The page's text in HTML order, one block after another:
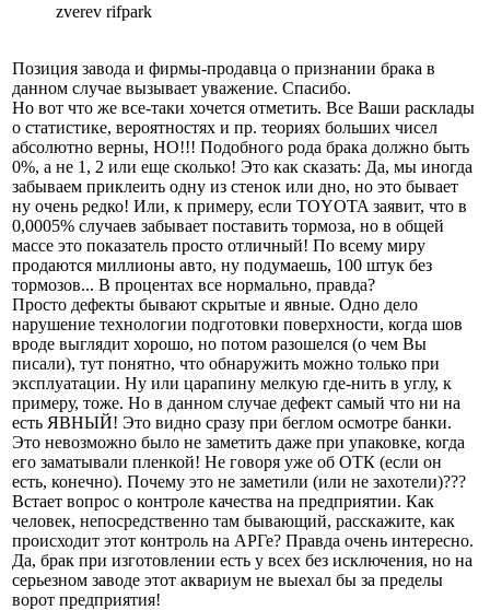
zverev rifpark
Позиция завода и фирмы-продавца о признании брака в
данном случае вызывает уважение. Спасибо.
Но вот что же все-таки хочется отметить. Все Ваши расклады
о статистике, вероятностях и пр. теориях больших чисел
абсолютно верны, НО!!! Подобного рода брака должно быть
0%, а не 1, 2 или еще сколько! Это как сказать: Да, мы иногда
забываем приклеить одну из стенок или дно, но это бывает
ну очень редко! Или, к примеру, если TOYOTA заявит, что в
0,0005% случаев забывает поставить тормоза, но в общей
массе это показатель просто отличный! По всему миру
продаются миллионы авто, ну подумаешь, 100 штук без
тормозов... В процентах все нормально, правда?
Просто дефекты бывают скрытые и явные. Одно дело
нарушение технологии подготовки поверхности, когда шов
вроде выглядит хорошо, но потом разошелся (о чем Вы
писали), тут понятно, что обнаружить можно только при
эксплуатации. Ну или царапину мелкую где-нить в углу, к
примеру, тоже. Но в данном случае дефект самый что ни на
есть ЯВНЫЙ! Это видно сразу при беглом осмотре банки.
Это невозможно было не заметить даже при упаковке, когда
его заматывали пленкой! Не говоря уже об ОТК (если он
есть, конечно). Почему это не заметили (или не захотели)???
Встает вопрос о контроле качества на предприятии. Как
человек, непосредственно там бывающий, расскажите, как
происходит этот контроль на АРГе? Правда очень интересно.
Да, брак при изготовлении есть у всех без исключения, но на
серьезном заводе этот аквариум не выехал бы за пределы
ворот предприятия!